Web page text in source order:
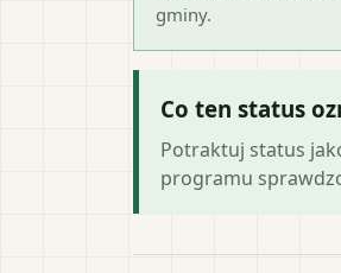
gminy.
Co ten status
Potraktuj status
programu